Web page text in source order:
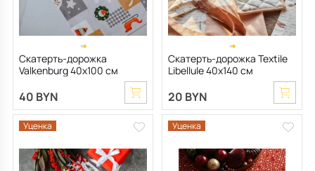
Скатерть-дорожка
Valkenburg 40х100 см
40 BYN
Скатерть-дорожка Textile
Libellule 40х140 см
20 BYN
Уценка Уценка